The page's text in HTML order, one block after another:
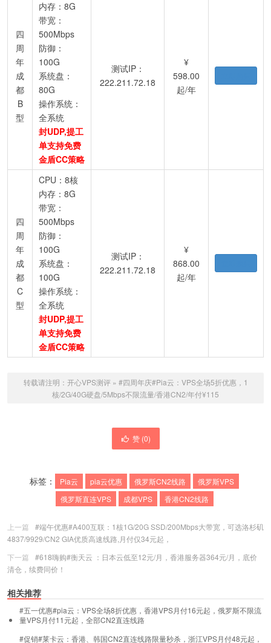
四
周
年
成
都
B
型
内存：8G
带宽：
500Mbps
防御：
100G
系统盘：
80G
操作系统：
全系统
封UDP,提工
单支持免费
金盾CC策略
测试IP：
222.211.72.18
¥
598.00
起/年
四
周
年
成
都
C
型
CPU：8核
内存：8G
带宽：
500Mbps
防御：
100G
系统盘：
100G
操作系统：
全系统
封UDP,提工
单支持免费
金盾CC策略
测试IP：
222.211.72.18
¥
868.00
起/年
转载请注明： 开心VPS测评» #四周年庆#Pia云：VPS全场5折优惠，1
核/2G/40G硬盘/5Mbps不限流量/香港CN2/年付¥115
赞 (0)
标签： Pia云 pia云优惠 俄罗斯CN2线路
俄罗斯VPS
俄罗斯直连VPS
成都VPS 香港CN2线路
上一篇
#端午优惠#A400互联：1核1G/20G SSD/200Mbps大带宽，可选洛杉矶
4837/9929/CN2 GIA优质高速线路,月付仅34元起，
下一篇
#618嗨购#衡天云 ：日本云低至12元/月，香港服务器364元/月，底价
清仓，续费同价！
相关推荐
#五一优惠#pia云：VPS全场8折优惠，香港VPS月付16元起，俄罗斯不限流
量VPS月付11元起，全部CN2直连线路
#促销#莱卡云：香港、韩国CN2直连线路限量秒杀，浙江VPS月付48元起，